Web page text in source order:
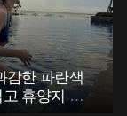
감한 파란색
휴양지 포